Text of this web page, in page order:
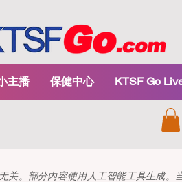
主播 保健中心 KTSF Go
关。部分内容使用人工智能工具生成